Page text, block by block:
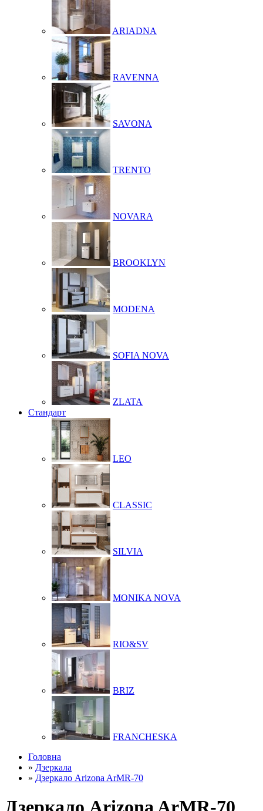
ARIADNA
RAVENNA
SAVONA
TRENTO
NOVARA
BROOKLYN
MODENA
SOFIA NOVA
ZLATA
Стандарт
LEO
CLASSIC
SILVIA
MONIKA NOVA
RIO&SV
BRIZ
FRANCHESKA
Головна
» Дзеркала
» Дзеркало Arizona ArMR-70
Дзеркало Arizona ArMR-70